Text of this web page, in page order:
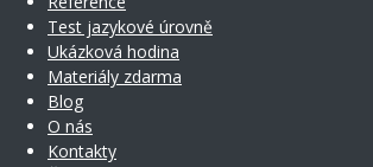
Test jazykové úrovně
Ukázková hodina
Materiály zdarma
Blog
O nás
Kontakty